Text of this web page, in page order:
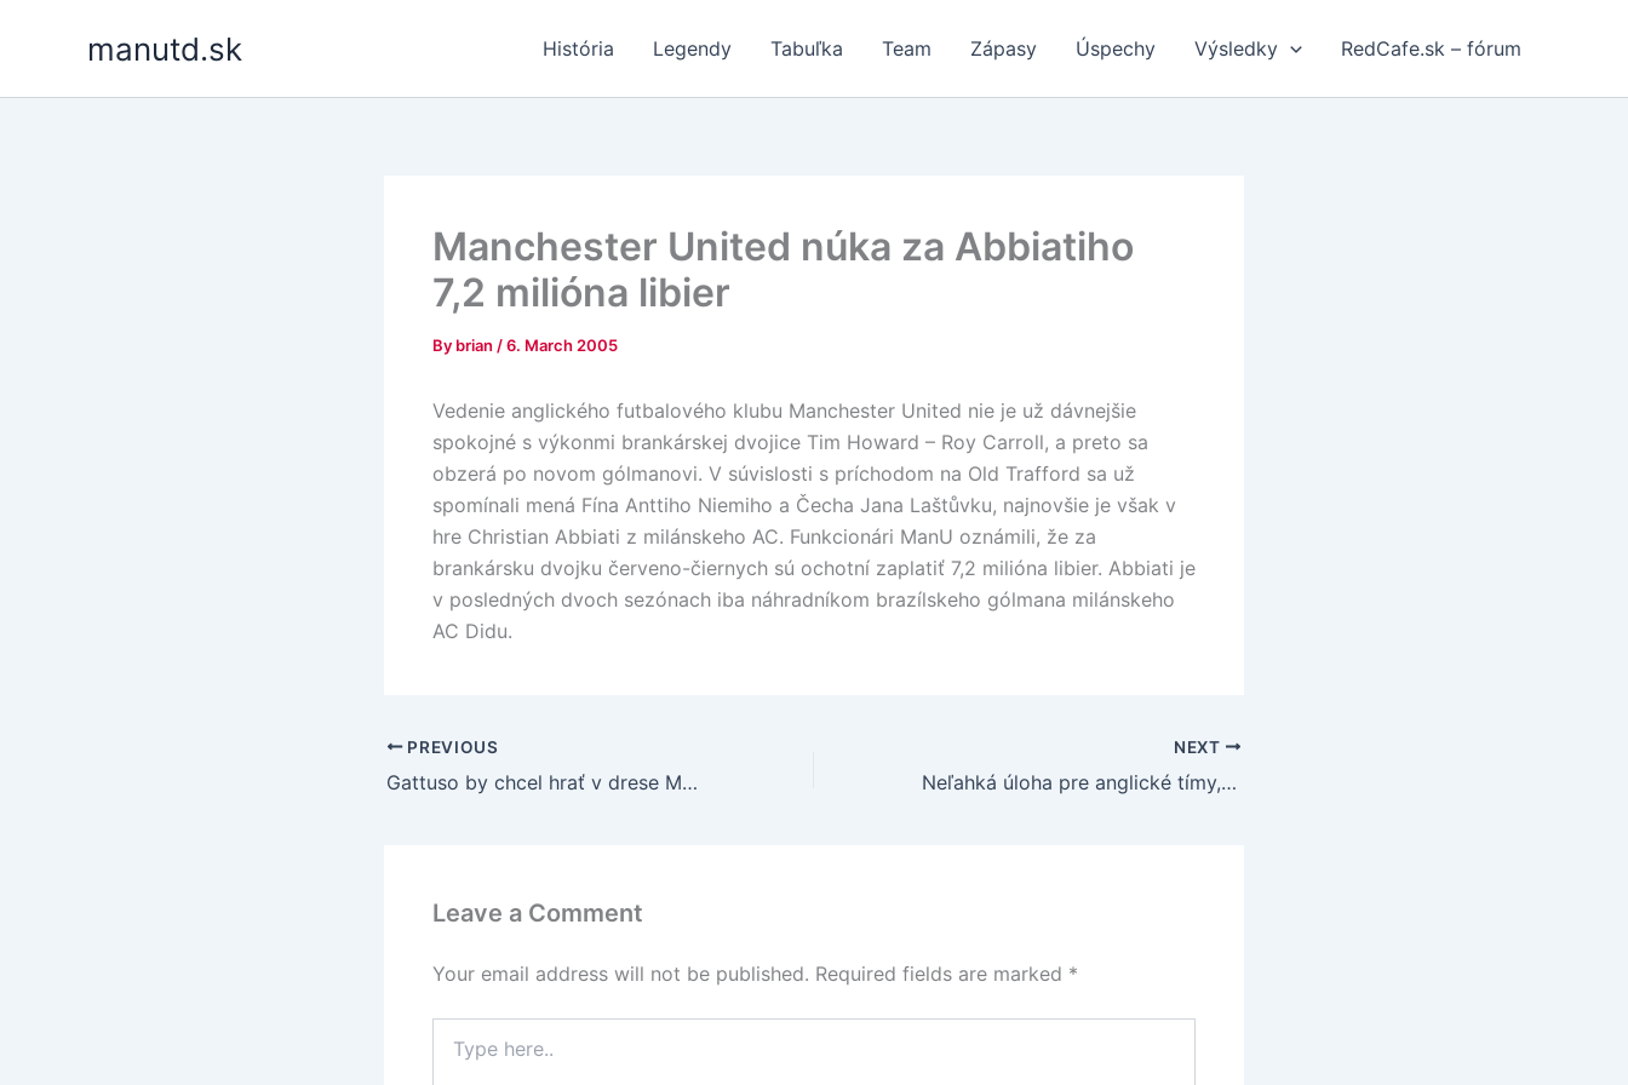
manutd.sk História Legendy Tabuľka Team Zápasy Úspechy Výsledky RedCafe.sk – fórum
Manchester United núka za Abbiatiho
7,2 milióna libier
By brian /6. March 2005
Vedenie anglického futbalového klubu Manchester United nie je už dávnejšie
spokojné s výkonmi brankárskej dvojice Tim Howard – Roy Carroll, a preto sa
obzerá po novom gólmanovi. V súvislosti s príchodom na Old Trafford sa už
spomínali mená Fína Anttiho Niemiho a Čecha Jana Laštůvku, najnovšie je však v
hre Christian Abbiati z milánskeho AC. Funkcionári ManU oznámili, že za
brankársku dvojku červeno-čiernych sú ochotní zaplatiť 7,2 milióna libier. Abbiati je
v posledných dvoch sezónach iba náhradníkom brazílskeho gólmana milánskeho
AC Didu.
PREVIOUS
Gattuso by chcel hrať v drese Manchestru United
NEXT
Neľahká úloha pre anglické tímy, ešte ťažšia pre Werder
Leave a Comment
Your email address will not be published. Required fields are marked *
here..